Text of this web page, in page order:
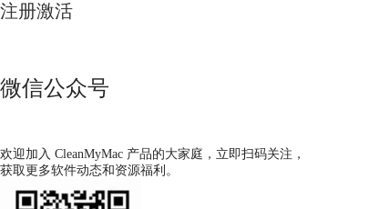
注册激活
微信公众号
欢迎加入 CleanMyMac 产品的大家庭，立即扫码关注，
获取更多软件动态和资源福利。